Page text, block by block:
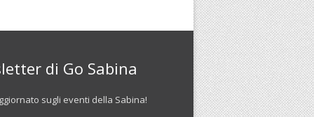
di Go Sabina
sugli eventi della Sabina!